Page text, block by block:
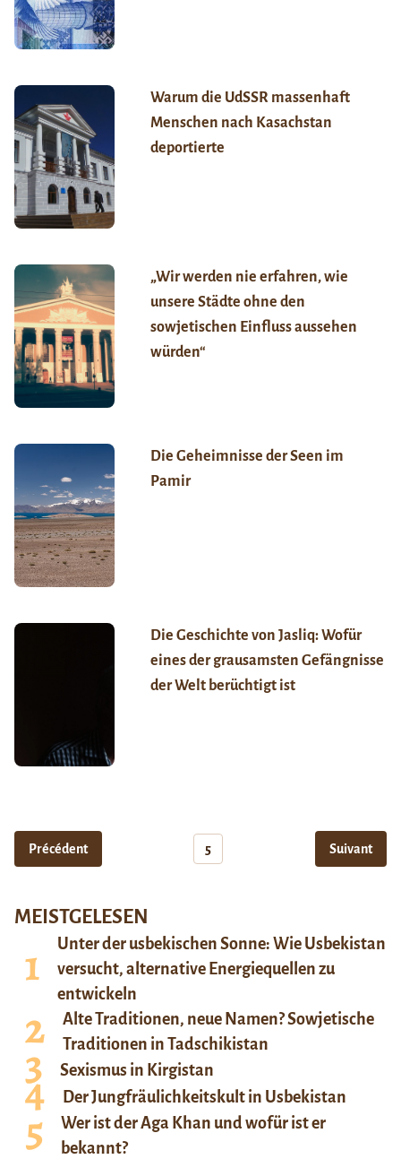
Warum die UdSSR massenhaft
Menschen nach Kasachstan
deportierte
„Wir werden nie erfahren, wie
unsere Städte ohne den
sowjetischen Einfluss aussehen
würden“
Die Geheimnisse der Seen im
Pamir
Die Geschichte von Jasliq: Wofür
eines der grausamsten Gefängnisse
der Welt berüchtigt ist
Précédent 5 Suivant
MEISTGELESEN
Unter der usbekischen Sonne: Wie Usbekistan
versucht, alternative Energiequellen zu
entwickeln
Alte Traditionen, neue Namen? Sowjetische
Traditionen in Tadschikistan
Sexismus in Kirgistan
Der Jungfräulichkeitskult in Usbekistan
Wer ist der Aga Khan und wofür ist er
bekannt?